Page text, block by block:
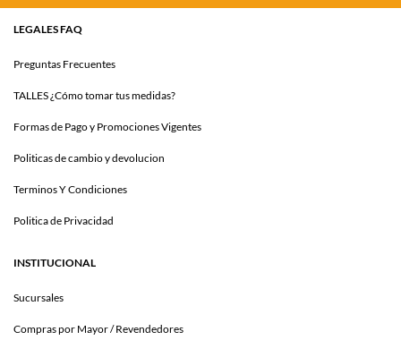
LEGALES FAQ
Preguntas Frecuentes
TALLES ¿Cómo tomar tus medidas?
Formas de Pago y Promociones Vigentes
Politicas de cambio y devolucion
Terminos Y Condiciones
Politica de Privacidad
INSTITUCIONAL
Sucursales
Compras por Mayor / Revendedores